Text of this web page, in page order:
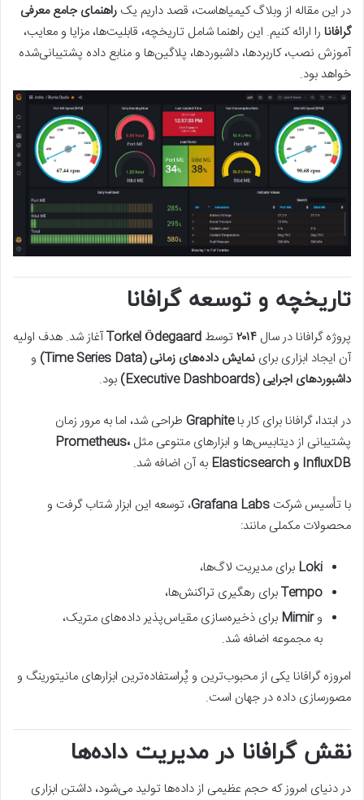
در این مقاله از وبلاگ کیمیاهاست، قصد داریم یک راهنمای جامع معرفی
گرافانا را ارائه کنیم. این راهنما شامل تاریخچه، قابلیت‌ها، مزایا و معایب،
آموزش نصب، کاربردها، داشبوردها، پلاگین‌ها و منابع داده پشتیبانی‌شده
خواهد بود.
تاریخچه و توسعه گرافانا
پروژه گرافانا در سال ۲۰۱۴ توسط Torkel Ödegaardآغاز شد. هدف اولیه
آن ایجاد ابزاری برای نمایش داده‌های زمانی (Time Series Data)
و
داشبوردهای اجرایی (Executive Dashboards)
بود.
در ابتدا، گرافانا برای کار باGraphite طراحی شد، اما به مرور زمان
پشتیبانی از دیتابیس‌ها و ابزارهای متنوعی مثل Prometheus،
InfluxDB و Elasticsearch
به آن اضافه شد.
با تأسیس شرکت Grafana Labs، توسعه این ابزار شتاب گرفت و
محصولات مکملی مانند:
Loki برای مدیریت لاگ‌ها،
Tempoبرای رهگیری تراکنش‌ها،
وMimir برای ذخیره‌سازی مقیاس‌پذیر داده‌های متریک،
به مجموعه اضافه شد.
امروزه گرافانا یکی از محبوب‌ترین و پُراستفاده‌ترین ابزارهای مانیتورینگ و
مصورسازی داده در جهان است.
نقش گرافانا در مدیریت داده‌ها
در دنیای امروز که حجم عظیمی از داده‌ها تولید می‌شود، داشتن ابزاری